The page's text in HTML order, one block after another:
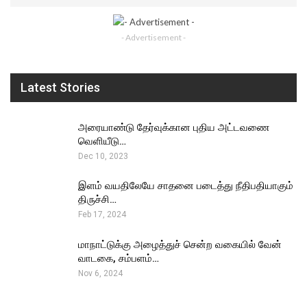
- Advertisement -
Latest Stories
அரையாண்டு தேர்வுக்கான புதிய அட்டவணை
வெளியீடு…
Dec 10, 2023
இளம் வயதிலேயே சாதனை படைத்து நீதிபதியாகும்
திருச்சி…
Feb 17, 2024
மாநாட்டுக்கு அழைத்துச் சென்ற வகையில் வேன்
வாடகை, சம்பளம்…
Nov 6, 2024